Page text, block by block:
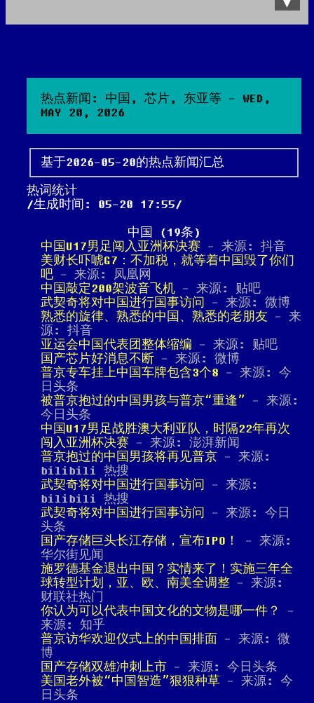
热点新闻: 中国, 芯片, 东亚等 - WED,
MAY 20, 2026
基于2026-05-20的热点新闻汇总
热词统计
生成时间: 05-20 17:55
中国 (19条)
中国U17男足闯入亚洲杯决赛 - 来源: 抖音
美财长吓唬G7：不加税，就等着中国毁了你们
吧 - 来源: 凤凰网
中国敲定200架波音飞机 - 来源: 贴吧
武契奇将对中国进行国事访问
- 来源: 微博
熟悉的旋律、熟悉的中国、熟悉的老朋友 - 来
源: 抖音
亚运会中国代表团整体缩编 - 来源: 贴吧
国产芯片好消息不断 - 来源: 微博
普京专车挂上中国车牌包含3个8 - 来源: 今
日头条
被普京抱过的中国男孩与普京“重逢” - 来源:
今日头条
中国U17男足战胜澳大利亚队，时隔22年再次
闯入亚洲杯决赛 - 来源: 澎湃新闻
普京抱过的中国男孩将再见普京 - 来源:
bilibili 热搜
武契奇将对中国进行国事访问
- 来源:
bilibili 热搜
武契奇将对中国进行国事访问
- 来源: 今日
头条
国产存储巨头长江存储，宣布IPO！
- 来源:
华尔街见闻
施罗德基金退出中国？实情来了！实施三年全
球转型计划，亚、欧、南美全调整 - 来源:
财联社热门
你认为可以代表中国文化的文物是哪一件？
-
来源: 知乎
普京访华欢迎仪式上的中国排面 - 来源: 微
博
国产存储双雄冲刺上市 - 来源: 今日头条
美国老外被“中国智造”狠狠种草 - 来源: 今
日头条